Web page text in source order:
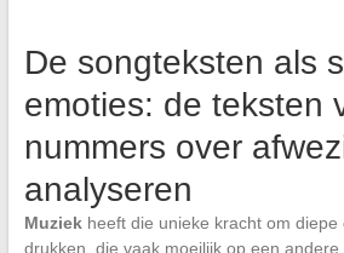
De songteksten als
emoties: de teksten
nummers over
analyseren
Muziekheeft die unieke kracht om diepe
drukken, die vaak moeilijk op een